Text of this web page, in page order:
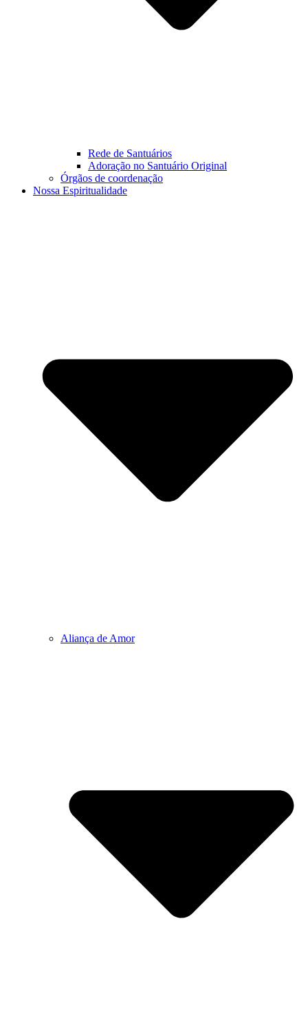
Rede de Santuários
Adoração no Santuário Original
Órgãos de coordenação
Nossa Espiritualidade
Aliança de Amor